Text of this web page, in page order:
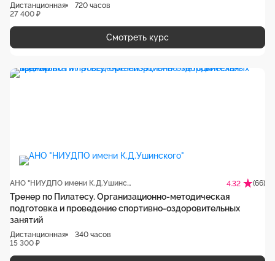
Дистанционная
720 часов
27 400 ₽
Смотреть курс
АНО "НИУДПО имени К.Д.Ушинского" 4.32 (66)
Тренер по Пилатесу. Организационно-методическая
подготовка и проведение спортивно-оздоровительных
занятий
Дистанционная
340 часов
15 300 ₽